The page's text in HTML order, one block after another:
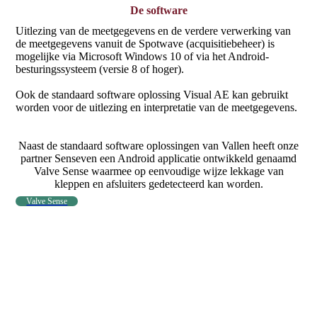
De software
Uitlezing van de meetgegevens en de verdere verwerking van
de meetgegevens vanuit de Spotwave (acquisitiebeheer) is
mogelijke via Microsoft Windows 10 of via het Android-
besturingssysteem (versie 8 of hoger).
Ook de standaard software oplossing Visual AE kan gebruikt
worden voor de uitlezing en interpretatie van de meetgegevens.
Naast de standaard software oplossingen van Vallen heeft onze
partner Senseven een Android applicatie ontwikkeld genaamd
Valve Sense waarmee op eenvoudige wijze lekkage van
kleppen en afsluiters gedetecteerd kan worden.
Valve Sense